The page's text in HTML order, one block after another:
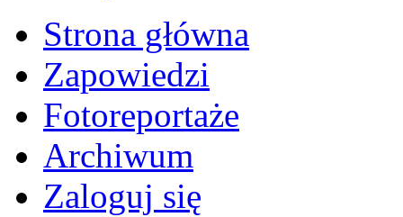
Strona główna
Zapowiedzi
Fotoreportaże
Archiwum
Zaloguj się